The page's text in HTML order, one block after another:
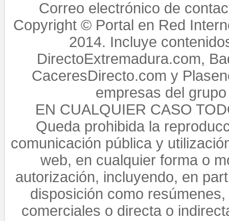
Correo electrónico de
Copyright © Portal en Red
2014. Incluye
DirectoExtremadura.com,
CaceresDirecto.com y
empresas del
EN CUALQUIER CASO
Queda prohibida la
comunicación pública y
web, en cualquier forma o
autorización, incluyendo, en
disposición como
comerciales o directa o